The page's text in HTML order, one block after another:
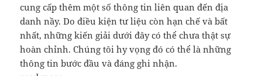
cung cấp thêm một số thông tin liên quan đến địa
danh nầy. Do điều kiện tư liệu còn hạn chế và bất
nhất, những kiến giải dưới đây có thể chưa thật sự
hoàn chỉnh. Chúng tôi hy vọng đó có thể là những
thông tin bước đầu và đáng ghi nhận.